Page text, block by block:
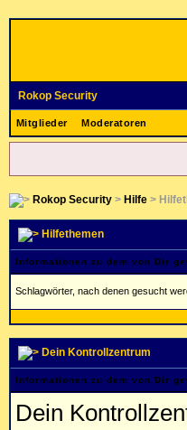
Rokop Security
Mitglieder Moderatoren
Rokop Security> Hilfe>
Hilfethemen
Informationen zu dem von Dir
Schlagwörter, nach denen gesucht
Dein Kontrollzentrum
Informationen zu dem von Dir
Dein